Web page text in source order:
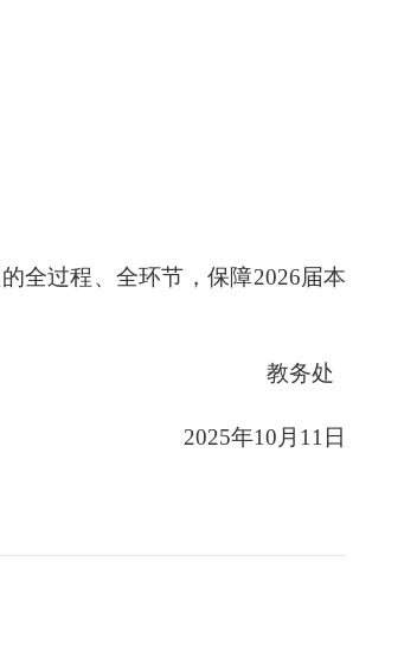
的全过程、全环节，保障2026届本
教务处
2025年10月11日